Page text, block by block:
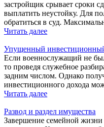
застройщик срывает сроки
выплатить неустойку. Для
обратиться в суд.
Читать далее
Упущенный
Если военнослужащий не
то проведя служебное
задним числом. Однако
инвестиционного дохода
Читать далее
Развод и раздел имущества
Завершение семейной жизни